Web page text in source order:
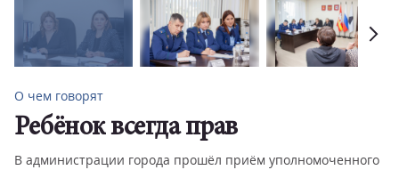
О чем говорят
Ребёнок всегда прав
В администрации города прошёл приём уполномоченного